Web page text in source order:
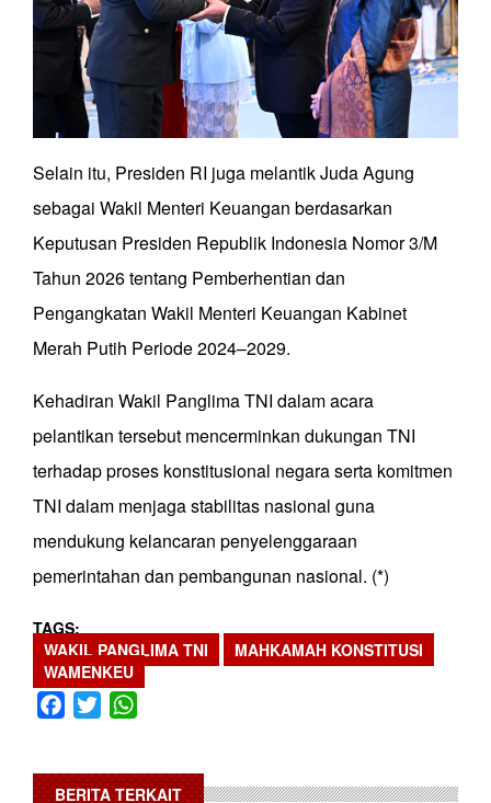
Selain itu, Presiden RI juga melantik Juda Agung
sebagai Wakil Menteri Keuangan berdasarkan
Keputusan Presiden Republik Indonesia Nomor 3/M
Tahun 2026 tentang Pemberhentian dan
Pengangkatan Wakil Menteri Keuangan Kabinet
Merah Putih Periode 2024–2029.
Kehadiran Wakil Panglima TNI dalam acara
pelantikan tersebut mencerminkan dukungan TNI
terhadap proses konstitusional negara serta komitmen
TNI dalam menjaga stabilitas nasional guna
mendukung kelancaran penyelenggaraan
pemerintahan dan pembangunan nasional. (*)
TAGS
WAKIL PANGLIMA TNI
MAHKAMAH KONSTITUSI
WAMENKEU
Facebook
Twitter
BERITA TERKAIT